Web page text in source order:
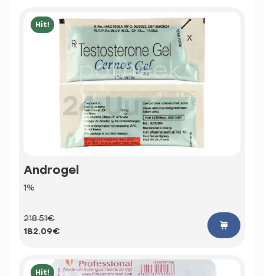
Hit!
Androgel
1%
218.51€
182.09€
Hit!